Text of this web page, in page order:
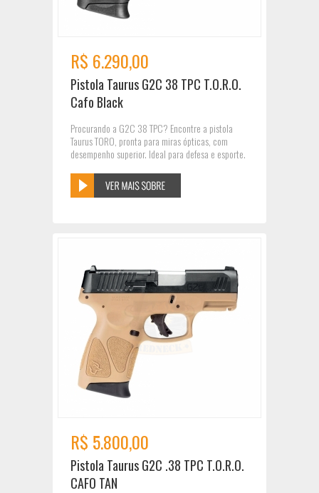
R$ 6.290,00
Pistola Taurus G2C 38 TPC T.O.R.O.
Cafo Black
Procurando a G2C 38 TPC? Encontre a pistola
Taurus TORO, pronta para miras ópticas, com
desempenho superior. Ideal para defesa e esporte.
R$ 5.800,00
Pistola Taurus G2C .38 TPC T.O.R.O.
CAFO TAN